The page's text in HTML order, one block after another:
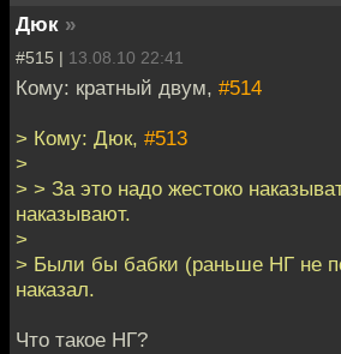
Дюк »
#515 | 13.08.10 22:41
Кому: кратный двум, #514
> Кому: Дюк, #513
>
> > За это надо жестоко
наказывают.
>
> Были бы бабки (раньше НГ не
наказал.
Что такое НГ?